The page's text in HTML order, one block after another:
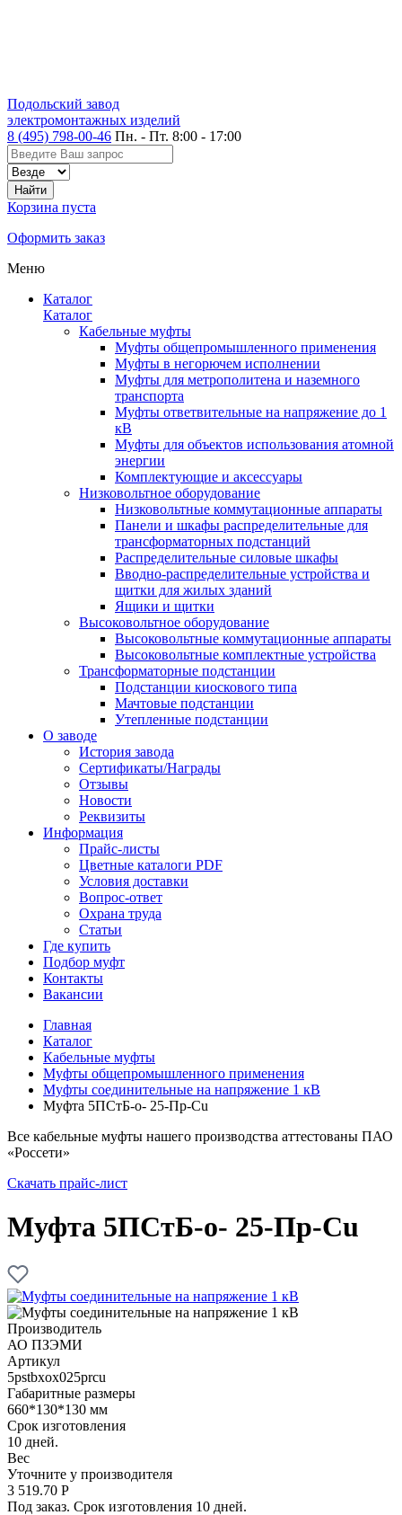
Подольский завод
электромонтажных изделий
8 (495) 798-00-46 Пн. - Пт. 8:00 - 17:00
Корзина пуста
Оформить заказ
Меню
Каталог
Каталог
Кабельные муфты
Муфты общепромышленного применения
Муфты в негорючем исполнении
Муфты для метрополитена и наземного
транспорта
Муфты ответвительные на напряжение до 1
кВ
Муфты для объектов использования атомной
энергии
Комплектующие и аксессуары
Низковольтное оборудование
Низковольтные коммутационные аппараты
Панели и шкафы распределительные для
трансформаторных подстанций
Распределительные силовые шкафы
Вводно-распределительные устройства и
щитки для жилых зданий
Ящики и щитки
Высоковольтное оборудование
Высоковольтные коммутационные аппараты
Высоковольтные комплектные устройства
Трансформаторные подстанции
Подстанции киоскового типа
Мачтовые подстанции
Утепленные подстанции
О заводе
История завода
Сертификаты/Награды
Отзывы
Новости
Реквизиты
Информация
Прайс-листы
Цветные каталоги PDF
Условия доставки
Вопрос-ответ
Охрана труда
Статьи
Где купить
Подбор муфт
Контакты
Вакансии
Главная
Каталог
Кабельные муфты
Муфты общепромышленного применения
Муфты соединительные на напряжение 1 кВ
Муфта 5ПСтБ-о- 25-Пр-Cu
Все кабельные муфты нашего производства аттестованы ПАО
«Россети»
Скачать прайс-лист
Муфта 5ПСтБ-о- 25-Пр-Cu
Производитель
АО ПЗЭМИ
Артикул
5pstbxox025prcu
Габаритные размеры
660*130*130 мм
Срок изготовления
10 дней.
Вес
Уточните у производителя
3 519.70 Р
Под заказ. Срок изготовления 10 дней.